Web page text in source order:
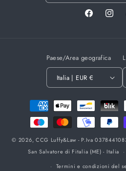
Facebook
Paese/Area geografica
Italia | EUR €
Metodi
pagamento
© 2026, CCG Luffy&Law - P.Iva
San Salvatore di Fitalia (ME) - Italia
Termini e condizioni del